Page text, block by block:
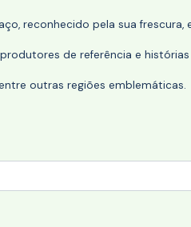
reconhecido pela sua frescura,
de referência e
outras regiões emblemáticas.